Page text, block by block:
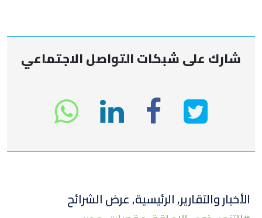
شارك على شبكات التواصل الاجتماعي
انشر
على
تويتر
انشر
في
الفيسبوك
انشر
على
لينكد
الأخبار والتقارير,الرئيسية,عرض الشرائح